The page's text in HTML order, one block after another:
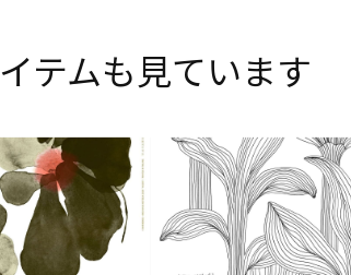
テムも見ています